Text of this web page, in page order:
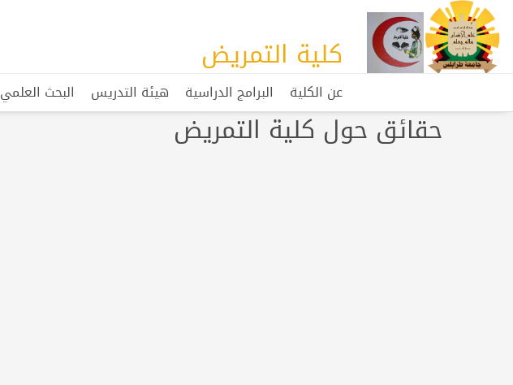
كلية التمريض
عن الكلية البرامج الدراسية هيئة التدريس البحث العلمي
حقائق حول كلية التمريض